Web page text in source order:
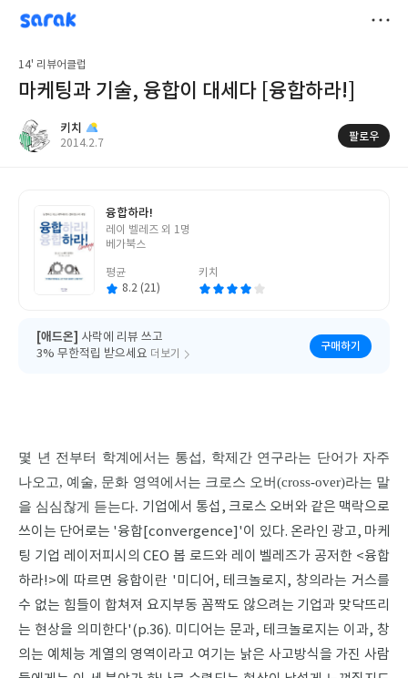
sarak
키치
14' 리뷰어클럽
마케팅과 기술, 융합이 대세다 [융합하라!]
키치
작
2014.2.7
팔로우
융합하라!
글
쓴
레이 벨레즈 외 1명
베가북스
평균
8.2 (21)
키치
[애드온] 사락에 리뷰 쓰고
3% 무한적립 받으세요 더보기
구매하기
몇 년 전부터 학계에서는 통섭, 학제간 연구라는 단어가 자주
나오고, 예술, 문화 영역에서는 크로스 오버(cross-over)라는 말
을 심심찮게 듣는다. 기업에서 통섭, 크로스 오버와 같은 맥락으로
쓰이는 단어로는 '융합[convergence]'이 있다. 온라인 광고, 마케
팅 기업 레이저피시의 CEO 봅 로드와 레이 벨레즈가 공저한 <융합
하라!>에 따르면 융합이란 '미디어, 테크놀로지, 창의라는 거스를
수 없는 힘들이 합쳐져 요지부동 꼼짝도 않으려는 기업과 맞닥뜨리
는 현상을 의미한다'(p.36). 미디어는 문과, 테크놀로지는 이과, 창
의는 예체능 계열의 영역이라고 여기는 낡은 사고방식을 가진 사람